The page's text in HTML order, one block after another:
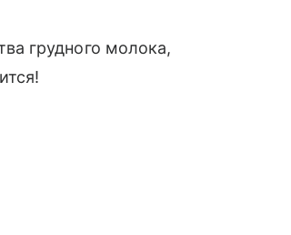
грудного молока,